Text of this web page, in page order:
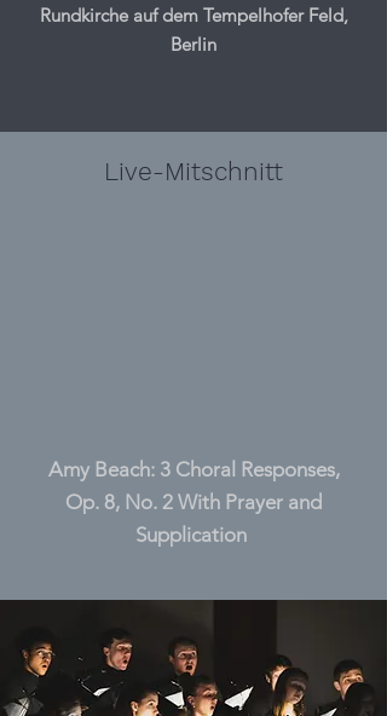
Rundkirche auf dem Tempelhofer Feld,
Berlin
Live-Mitschnitt
Amy Beach: 3 Choral Responses,
Op. 8, No. 2 With Prayer and
Supplication